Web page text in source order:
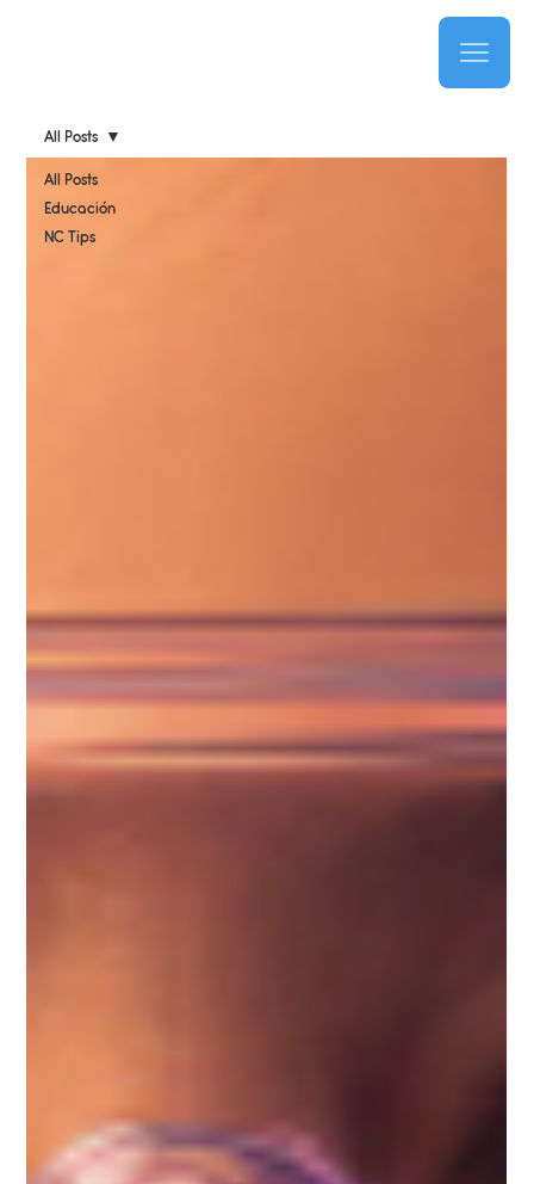
All Posts
Educación
NC Tips
All Posts